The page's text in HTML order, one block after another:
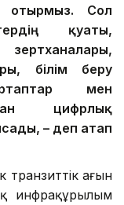
отырмыз. Сол
қуаты,
білім беру
мен
цифрлық
– деп атап
транзиттік ағын
инфрақұрылым